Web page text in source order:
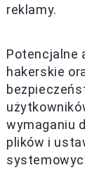
reklamy.
Potencjalne
hakerskie
wymaganiu
plików i